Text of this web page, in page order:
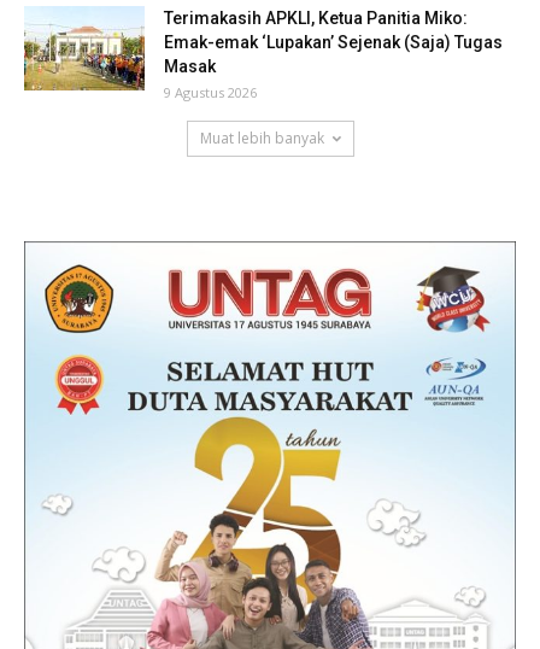
Terimakasih APKLI, Ketua Panitia Miko:
Emak-emak ‘Lupakan’ Sejenak (Saja) Tugas
Masak
9 Agustus 2026
Muat lebih banyak